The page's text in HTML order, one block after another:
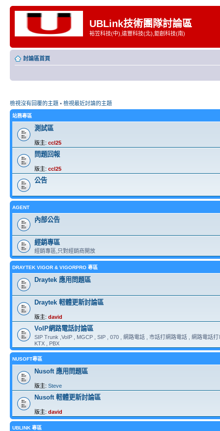
UBLink技術團隊討論區
裕笠科技(中),遠豐科技(北),鉅創科技(南)
討論區首頁
檢視沒有回覆的主題 • 檢視最近討論的主題
站務專區
測試區
版主: ccl25
問題回報
版主: ccl25
公告
AGENT
內部公告
經銷專區
經銷專區,只對經銷商開放
DRAYTEK VIGOR & VIGORPRO 專區
Draytek 應用問題區
Draytek 軔體更新討論區
版主: david
VoIP網路電話討論區
SIP Trunk ,VoIP , MGCP , SIP , 070 , 網路電話 , 市話打網路電話 , 網路電話打
KTX , PBX
NUSOFT專區
Nusoft 應用問題區
版主: Steve
Nusoft 軔體更新討論區
版主: david
UBLINK 專區